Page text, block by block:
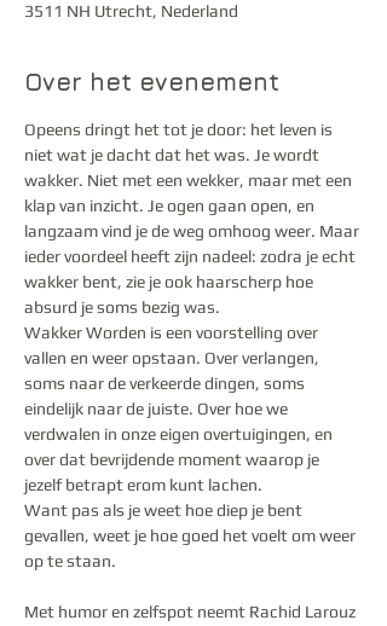
3511 NH Utrecht, Nederland
Over het evenement
Opeens dringt het tot je door: het leven is
niet wat je dacht dat het was. Je wordt
wakker. Niet met een wekker, maar met een
klap van inzicht. Je ogen gaan open, en
langzaam vind je de weg omhoog weer. Maar
ieder voordeel heeft zijn nadeel: zodra je echt
wakker bent, zie je ook haarscherp hoe
absurd je soms bezig was.
Wakker Worden is een voorstelling over
vallen en weer opstaan. Over verlangen,
soms naar de verkeerde dingen, soms
eindelijk naar de juiste. Over hoe we
verdwalen in onze eigen overtuigingen, en
over dat bevrijdende moment waarop je
jezelf betrapt erom kunt lachen.
Want pas als je weet hoe diep je bent
gevallen, weet je hoe goed het voelt om weer
op te staan.
Met humor en zelfspot neemt Rachid Larouz